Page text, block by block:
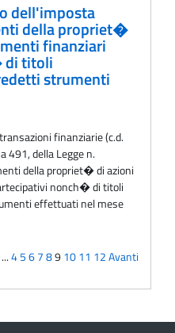
dell'imposta
della propriet�
finanziari
di titoli
strumenti
finanziarie (c.d.
491, della Legge n.
della propriet� di azioni
nonch� di titoli
effettuati nel mese
...4567891011 12Avanti